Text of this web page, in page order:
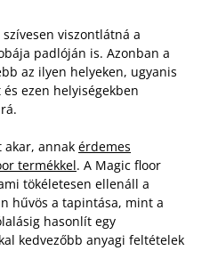
viszontlátná a
padlóján is. Azonban a
az ilyen helyeken, ugyanis
ezen helyiségekben
akar, annak érdemes
termékkel. A Magic floor
tökéletesen ellenáll a
hűvös a tapintása, mint a
hasonlít egy
kedvezőbb anyagi feltételek